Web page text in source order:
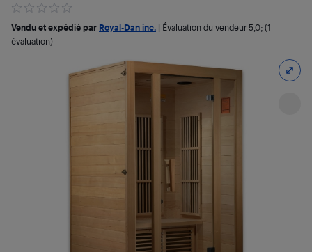
Vendu et expédié par Royal-Dan inc. Évaluation du vendeur 5,0; (1
évaluation)